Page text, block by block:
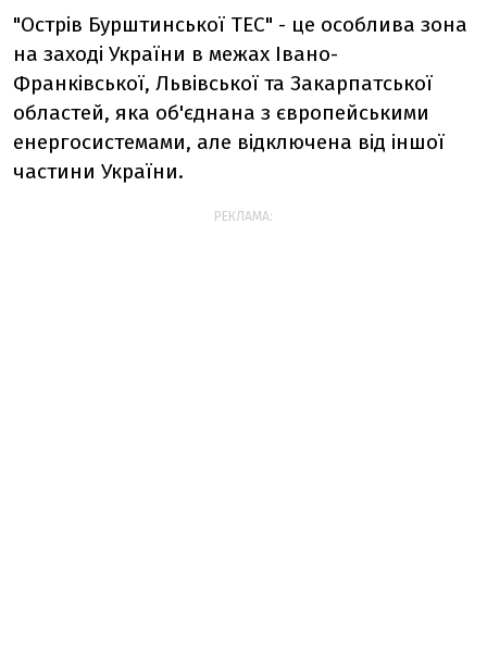
"Острів Бурштинської ТЕС" - це особлива зона
на заході України в межах Івано-
Франківської, Львівської та Закарпатської
областей, яка об'єднана з європейськими
енергосистемами, але відключена від іншої
частини України.
РЕКЛАМА: